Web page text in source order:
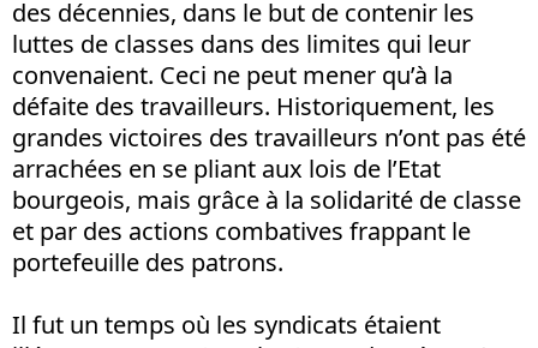
des décennies, dans le but de contenir les
luttes de classes dans des limites qui leur
convenaient. Ceci ne peut mener qu’à la
défaite des travailleurs. Historiquement, les
grandes victoires des travailleurs n’ont pas été
arrachées en se pliant aux lois de l’Etat
bourgeois, mais grâce à la solidarité de classe
et par des actions combatives frappant le
portefeuille des patrons.
Il fut un temps où les syndicats étaient